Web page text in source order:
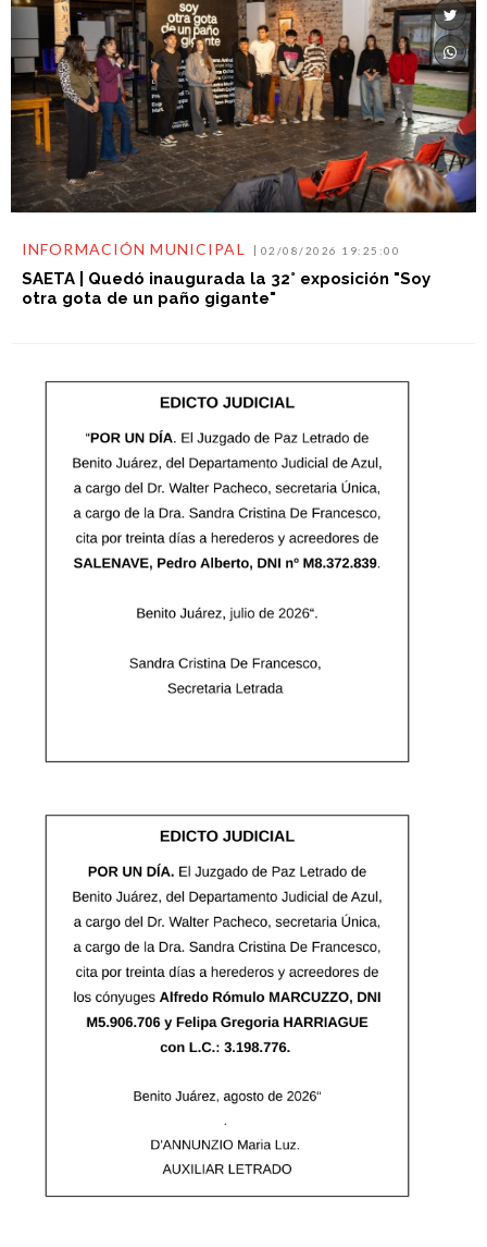
INFORMACIÓN MUNICIPAL 02/08/2026 19:25:00
SAETA | Quedó inaugurada la 32° exposición "Soy
otra gota de un paño gigante"